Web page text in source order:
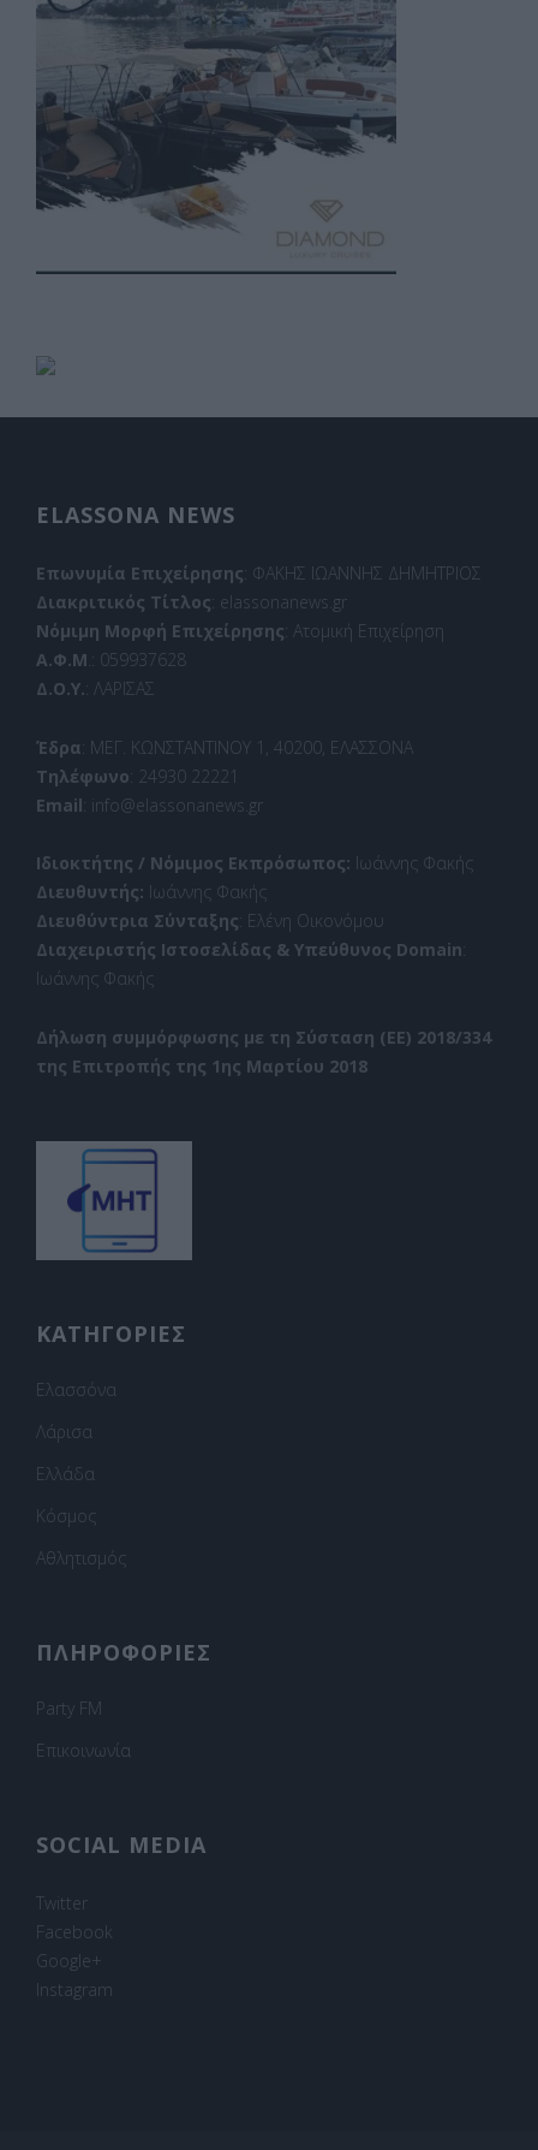
ELASSONA NEWS
Επωνυμία Επιχείρησης: ΦΑΚΗΣ ΙΩΑΝΝΗΣ ΔΗΜΗΤΡΙΟΣ
Διακριτικός Τίτλος: elassonanews.gr
Νόμιμη Μορφή Επιχείρησης: Ατομική Επιχείρηση
Α.Φ.Μ.: 059937628
Δ.Ο.Υ.: ΛΑΡΙΣΑΣ
Έδρα: ΜΕΓ. ΚΩΝΣΤΑΝΤΙΝΟΥ 1, 40200, ΕΛΑΣΣΟΝΑ
Τηλέφωνο: 24930 22221
Email: info@elassonanews.gr
Ιδιοκτήτης / Νόμιμος Εκπρόσωπος: Ιωάννης Φακής
Διευθυντής: Ιωάννης Φακής
Διευθύντρια Σύνταξης: Ελένη Οικονόμου
Διαχειριστής Ιστοσελίδας & Υπεύθυνος Domain:
Ιωάννης Φακής
Δήλωση συμμόρφωσης με τη Σύσταση (ΕΕ) 2018/334
της Επιτροπής της 1ης Μαρτίου 2018
ΚΑΤΗΓΟΡΙΕΣ
Ελασσόνα
Λάρισα
Ελλάδα
Κόσμος
Αθλητισμός
ΠΛΗΡΟΦΟΡΙΕΣ
Party FM
Επικοινωνία
SOCIAL MEDIA
Twitter
Facebook
Google+
Instagram